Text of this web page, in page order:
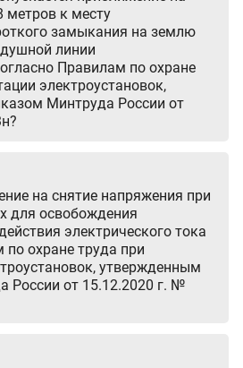
метров к месту
замыкания на землю
линии
Правилам по охране
электроустановок,
Минтруда России от
на снятие напряжения при
для освобождения
электрического тока
охране труда при
утвержденным
России от 15.12.2020 г. №